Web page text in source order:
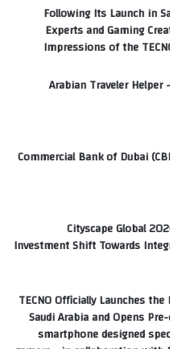
Following Its Launch in
Experts and Gaming
Impressions of the
Arabian Traveler Helper
Commercial Bank of Dubai
Cityscape Global
Investment Shift Towards
TECNO Officially Launches the
Saudi Arabia and Opens
smartphone designed